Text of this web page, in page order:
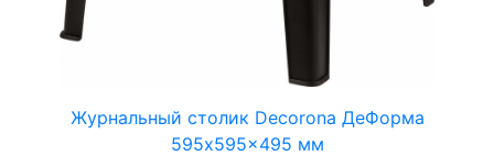
Журнальный столик Decorona ДеФорма
595x595x495 мм